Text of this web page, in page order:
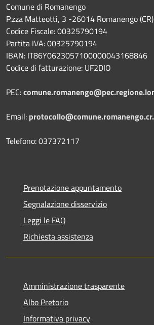
Comune di Romanengo
P.zza Matteotti, 3 -26014 Romanengo (CR)
Codice Fiscale: 00325790194
Partita IVA: 00325790194
IBAN: IT86Y0623057100000043168846
Codice di fatturazione: UF2DIO
PEC:
Email:
Telefono: 037372117
Prenotazione appuntamento
Segnalazione disservizio
Leggi le FAQ
Richiesta assistenza
Amministrazione trasparente
Albo Pretorio
Informativa privacy